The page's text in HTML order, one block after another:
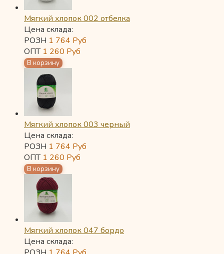
Мягкий хлопок 002 отбелка
Цена склада:
РОЗН 1 764 Руб
ОПТ 1 260 Руб
Мягкий хлопок 003 черный
Цена склада:
РОЗН 1 764 Руб
ОПТ 1 260 Руб
Мягкий хлопок 047 бордо
Цена склада: